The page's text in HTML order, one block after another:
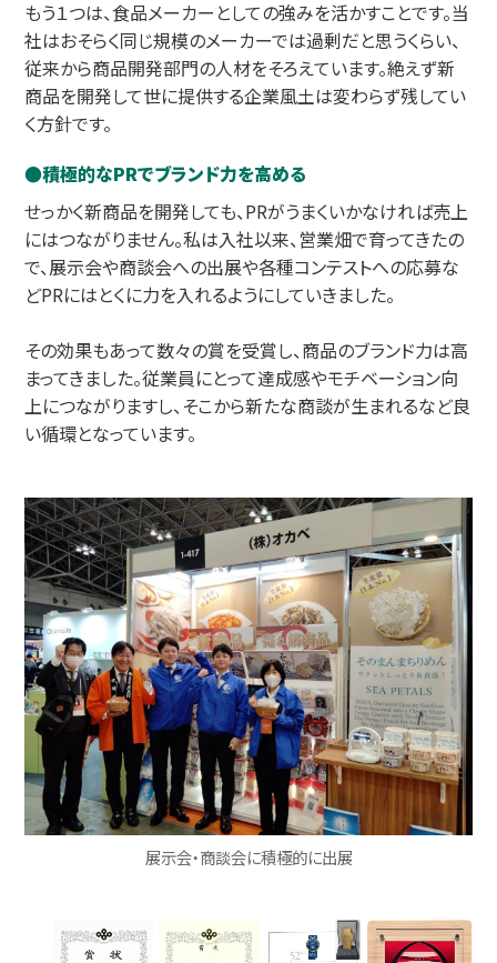
もう１つは、食品メーカーとしての強みを活かすことです。当
社はおそらく同じ規模のメーカーでは過剰だと思うくらい、
従来から商品開発部門の人材をそろえています。絶えず新
商品を開発して世に提供する企業風土は変わらず残してい
く方針です。
積極的なPRでブランド力を高める
せっかく新商品を開発しても、PRがうまくいかなければ売上
にはつながりません。私は入社以来、営業畑で育ってきたの
で、展示会や商談会への出展や各種コンテストへの応募な
どPRにはとくに力を入れるようにしていきました。
その効果もあって数々の賞を受賞し、商品のブランド力は高
まってきました。従業員にとって達成感やモチベーション向
上につながりますし、そこから新たな商談が生まれるなど良
い循環となっています。
展示会・商談会に積極的に出展